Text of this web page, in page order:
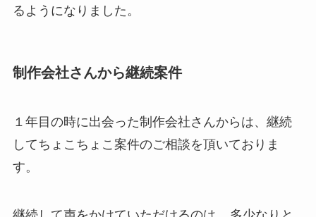
るようになりました。
制作会社さんから継続案件
１年目の時に出会った制作会社さんからは、継続
してちょこちょこ案件のご相談を頂いておりま
す。